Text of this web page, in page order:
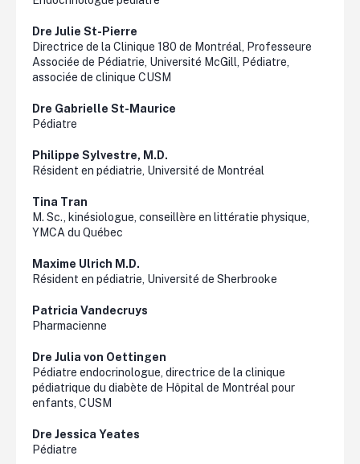
Dre Julie St-Pierre
Directrice de la Clinique 180 de Montréal, Professeure
Associée de Pédiatrie, Université McGill, Pédiatre,
associée de clinique CUSM
Dre Gabrielle St-Maurice
Pédiatre
Philippe Sylvestre, M.D.
Résident en pédiatrie, Université de Montréal
Tina Tran
M. Sc., kinésiologue, conseillère en littératie physique,
YMCA du Québec
Maxime Ulrich M.D.
Résident en pédiatrie, Université de Sherbrooke
Patricia Vandecruys
Pharmacienne
Dre Julia von Oettingen
Pédiatre endocrinologue, directrice de la clinique
pédiatrique du diabète de Hôpital de Montréal pour
enfants, CUSM
Dre Jessica Yeates
Pédiatre